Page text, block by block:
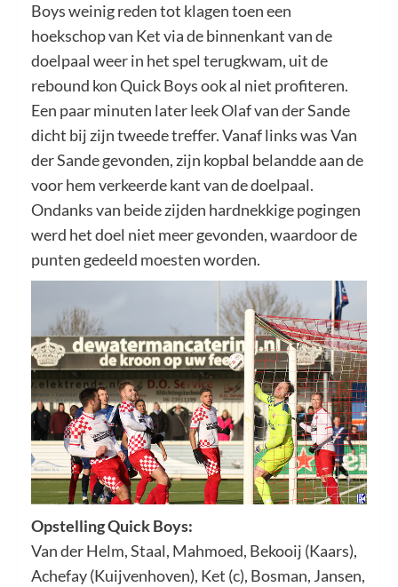
Boys weinig reden tot klagen toen een
hoekschop van Ket via de binnenkant van de
doelpaal weer in het spel terugkwam, uit de
rebound kon Quick Boys ook al niet profiteren.
Een paar minuten later leek Olaf van der Sande
dicht bij zijn tweede treffer. Vanaf links was Van
der Sande gevonden, zijn kopbal belandde aan de
voor hem verkeerde kant van de doelpaal.
Ondanks van beide zijden hardnekkige pogingen
werd het doel niet meer gevonden, waardoor de
punten gedeeld moesten worden.
Opstelling Quick Boys:
Van der Helm, Staal, Mahmoed, Bekooij (Kaars),
Achefay (Kuijvenhoven), Ket (c), Bosman, Jansen,